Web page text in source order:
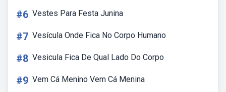
#6 Vestes Para Festa Junina
#7 Vesícula Onde Fica No Corpo Humano
#8 Vesicula Fica De Qual Lado Do Corpo
#9 Vem Cá Menino Vem Cá Menina